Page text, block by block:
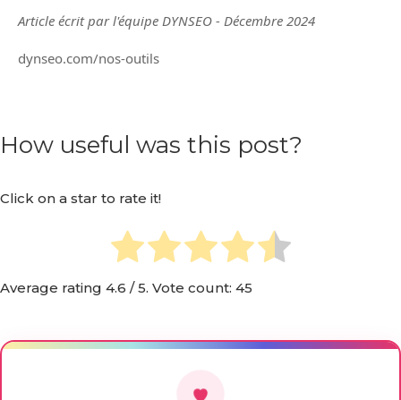
Article écrit par l'équipe DYNSEO - Décembre 2024
dynseo.com/nos-outils
How useful was this post?
Click on a star to rate it!
Average rating 4.6 / 5. Vote count: 45